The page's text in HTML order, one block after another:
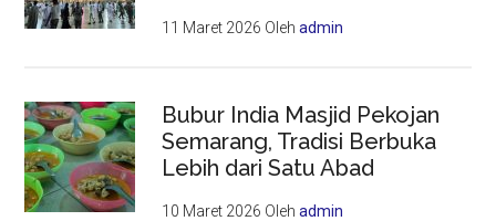
11 Maret 2026 Olehadmin
Bubur India Masjid Pekojan
Semarang, Tradisi Berbuka
Lebih dari Satu Abad
10 Maret 2026 Olehadmin